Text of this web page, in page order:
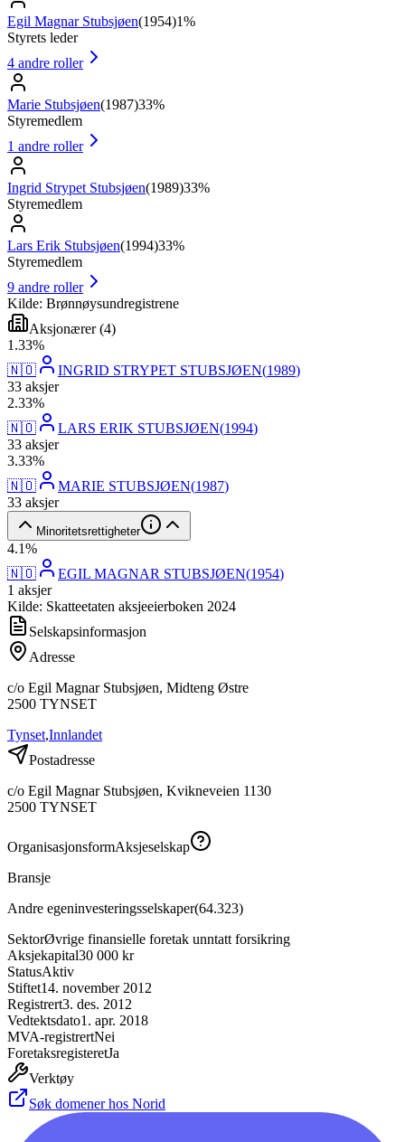
Egil Magnar Stubsjøen(1954)1%
Styrets leder
4 andre roller
Marie Stubsjøen(1987)33%
Styremedlem
1 andre roller
Ingrid Strypet Stubsjøen(1989)33%
Styremedlem
Lars Erik Stubsjøen(1994)33%
Styremedlem
9 andre roller
Kilde: Brønnøysundregistrene
Aksjonærer(4)
1 .33%
🇳🇴
INGRID STRYPET STUBSJØEN(1989)
33 aksjer
2.33%
🇳🇴
LARS ERIK STUBSJØEN(1994)
33 aksjer
3.33%
🇳🇴
MARIE STUBSJØEN(1987)
33 aksjer
Minoritetsrettigheter
4.1%
🇳🇴
EGIL MAGNAR STUBSJØEN(1954)
1 aksjer
Kilde: Skatteetaten aksjeeierboken 2024
Selskapsinformasjon
Adresse
c/o Egil Magnar Stubsjøen, Midteng Østre
2500 TYNSET
Tynset,Innlandet
Postadresse
c/o Egil Magnar Stubsjøen, Kvikneveien 1130
2500 TYNSET
OrganisasjonsformAksjeselskap
Bransje
Andre egeninvesteringsselskaper(64.323)
SektorØvrige finansielle foretak unntatt forsikring
Aksjekapital30 000 kr
StatusAktiv
Stiftet14. november 2012
Registrert3. des. 2012
Vedtektsdato1. apr. 2018
MVA-registrertNei
ForetaksregisteretJa
Verktøy
Søk domener hos Norid